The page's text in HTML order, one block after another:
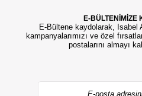
E-BÜLTENİMİZE
E-Bültene kaydolarak, Isabel
kampanyalarımızı ve özel
postalarını almayı